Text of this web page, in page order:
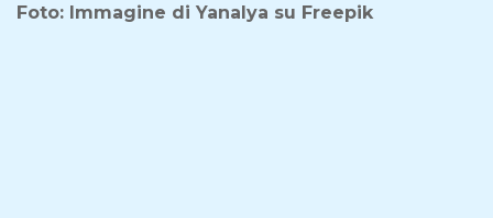
Foto: Immagine di Yanalya su Freepik